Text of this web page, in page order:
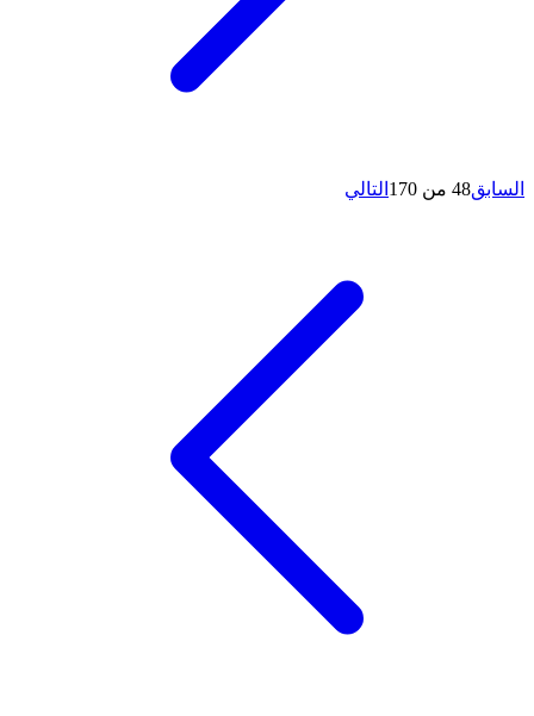
السابق48 من 170 التالي